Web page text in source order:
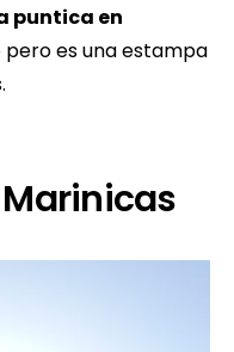
puntica en
pero es una estampa